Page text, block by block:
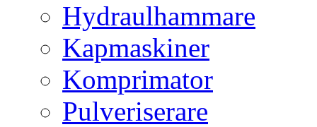
Hydraulhammare
Kapmaskiner
Komprimator
Pulveriserare